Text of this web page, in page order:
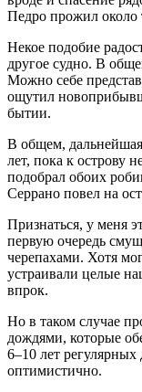
Педро прожил около
Некое подобие
другое судно. В
Можно себе
ощутил
бытии.
В общем,
лет, пока к острову
подобрал обоих
Серрано повел на
Признаться, у меня
первую очередь
черепахами. Хотя
устраивали целые
впрок.
Но в таком случае
дождями, которые
6–10 лет
оптимистично.